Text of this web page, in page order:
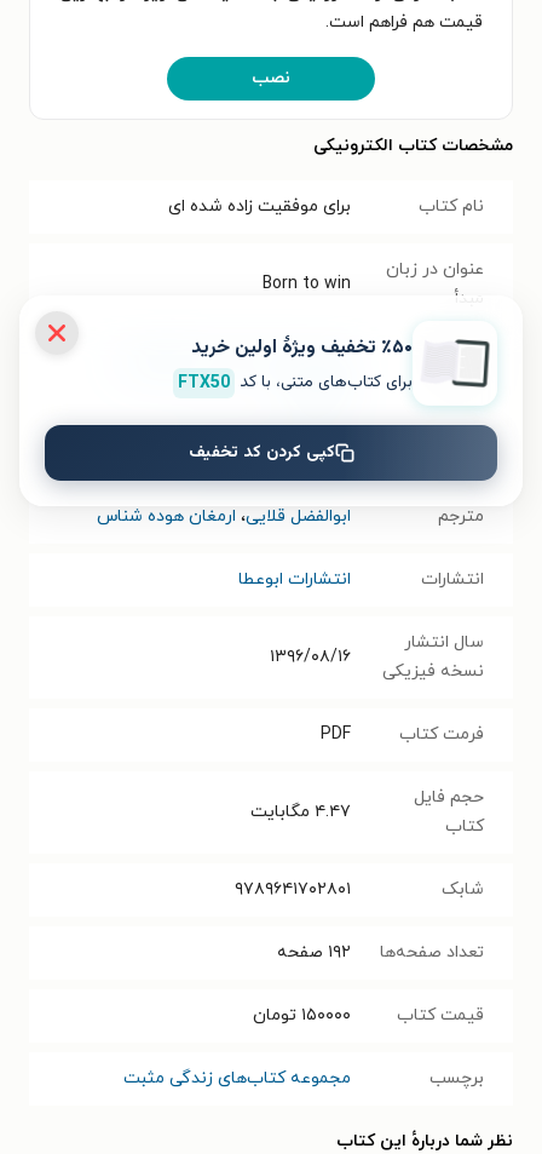
قیمت هم فراهم است.
نصب
مشخصات کتاب الکترونیکی
نام کتاب برای موفقیت زاده شده ای
عنوان در زبان
مبدأ
Born to win
مدیریت و کسب و کار
خودیاری
زیگ زیگلار، تام زیگلار
مترجم ابوالفضل قلایی، ارمغان هوده شناس
انتشارات انتشارات ابوعطا
سال انتشار
نسخه فیزیکی
۱۳۹۶/۰۸/۱۶
فرمت کتاب PDF
حجم فایل
کتاب
۴.۴۷ مگابایت
شابک ۹۷۸۹۶۴۱۷۰۲۸۰۱
تعداد صفحه‌ها ۱۹۲ صفحه
قیمت کتاب ۱۵۰۰۰۰ تومان
برچسب مجموعه کتاب‌های زندگی مثبت
نظر شما دربارهٔ این کتاب
٪۵۰ تخفیف ویژۀ اولین خرید
برای کتاب‌های متنی، با کد FTX50
کپی کردن کد تخفیف